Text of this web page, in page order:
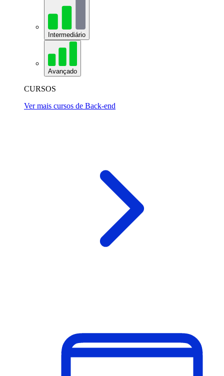
Intermediário
Avançado
CURSOS
Ver mais cursos de Back-end